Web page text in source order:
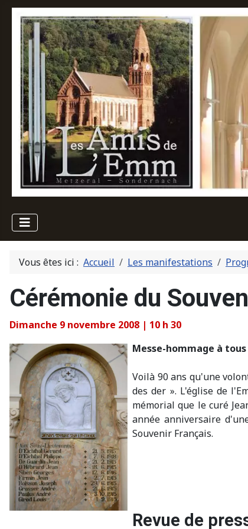
Vous êtes ici : Accueil Les manifestations
Cérémonie du
Dimanche 9 novembre 2008 | 10 h 30
Messe-hommage à
Voilà 90 ans qu'une
des der ». L'église de
mémorial que le curé
année anniversaire
Souvenir Français.
Revue de